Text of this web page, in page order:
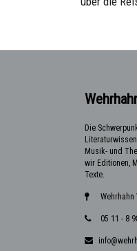
Die
Musik- und
wir Editionen,
Texte.
05 11 - 8